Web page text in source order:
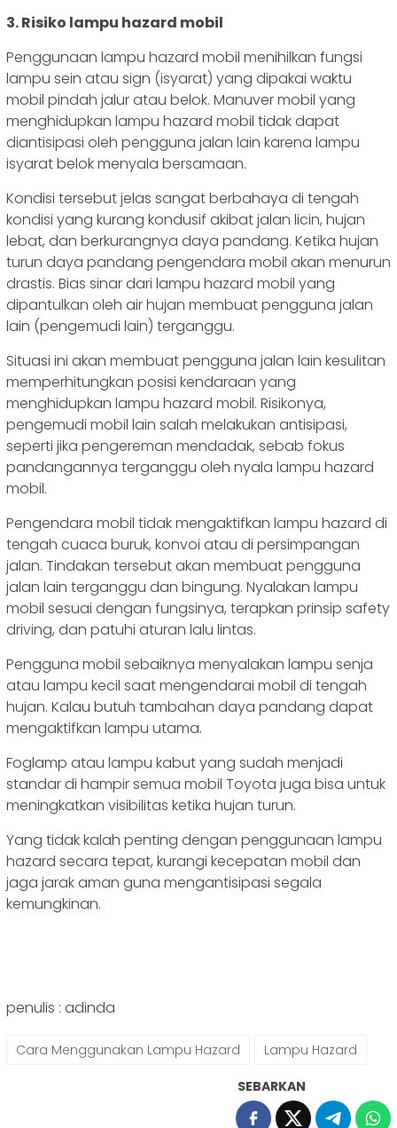
3. Risiko lampu hazard mobil
Penggunaan lampu hazard mobil menihilkan fungsi
lampu sein atau sign (isyarat) yang dipakai waktu
mobil pindah jalur atau belok. Manuver mobil yang
menghidupkan lampu hazard mobil tidak dapat
diantisipasi oleh pengguna jalan lain karena lampu
isyarat belok menyala bersamaan.
Kondisi tersebut jelas sangat berbahaya di tengah
kondisi yang kurang kondusif akibat jalan licin, hujan
lebat, dan berkurangnya daya pandang. Ketika hujan
turun daya pandang pengendara mobil akan menurun
drastis. Bias sinar dari lampu hazard mobil yang
dipantulkan oleh air hujan membuat pengguna jalan
lain (pengemudi lain) terganggu.
Situasi ini akan membuat pengguna jalan lain kesulitan
memperhitungkan posisi kendaraan yang
menghidupkan lampu hazard mobil. Risikonya,
pengemudi mobil lain salah melakukan antisipasi,
seperti jika pengereman mendadak, sebab fokus
pandangannya terganggu oleh nyala lampu hazard
mobil.
Pengendara mobil tidak mengaktifkan lampu hazard di
tengah cuaca buruk, konvoi atau di persimpangan
jalan. Tindakan tersebut akan membuat pengguna
jalan lain terganggu dan bingung. Nyalakan lampu
mobil sesuai dengan fungsinya, terapkan prinsip safety
driving, dan patuhi aturan lalu lintas.
Pengguna mobil sebaiknya menyalakan lampu senja
atau lampu kecil saat mengendarai mobil di tengah
hujan. Kalau butuh tambahan daya pandang dapat
mengaktifkan lampu utama.
Foglamp atau lampu kabut yang sudah menjadi
standar di hampir semua mobil Toyota juga bisa untuk
meningkatkan visibilitas ketika hujan turun.
Yang tidak kalah penting dengan penggunaan lampu
hazard secara tepat, kurangi kecepatan mobil dan
jaga jarak aman guna mengantisipasi segala
kemungkinan.
penulis : adinda
Cara Menggunakan Lampu Hazard Lampu Hazard
SEBARKAN